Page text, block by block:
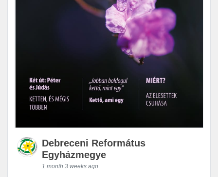
Debreceni Református
Egyházmegye
1 month 3 weeks ago